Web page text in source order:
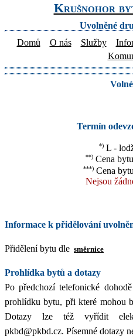
Krušnohor
Uvolněné
Domů
O nás Služby
Termín
*)L -
**)Cena
***)Cena
Nejsou
Informace k přidělování
Přidělení bytu dle směrnice
Prohlídka bytů a dotazy
Po předchozí telefonické
prohlídku bytu, při které mohou
Dotazy lze též vyřídit
pkbd@pkbd.cz. Písemné dotazy